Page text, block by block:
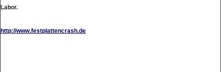
Labor.
http://www.festplattencrash.de